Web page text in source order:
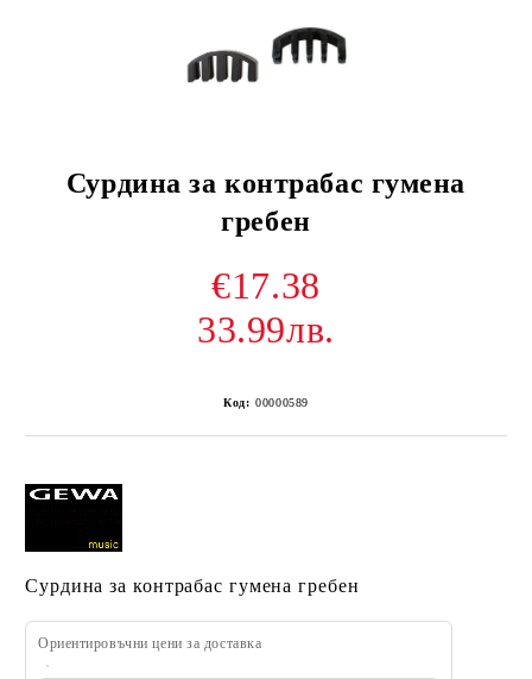
Сурдина за контрабас гумена
гребен
€17.38
33.99лв.
Код: 00000589
Сурдина за контрабас гумена гребен
Ориентировъчни цени за доставка